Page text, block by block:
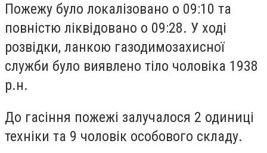
Пожежу було локалізовано о 09:10 та
повністю ліквідовано о 09:28. У ході
розвідки, ланкою газодимозахисної
служби було виявлено тіло чоловіка 1938
р.н.
До гасіння пожежі залучалося 2 одиниці
техніки та 9 чоловік особового складу.